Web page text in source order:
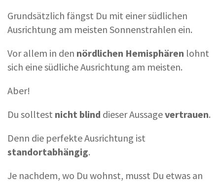
Grundsätzlich fängst Du mit einer südlichen
Ausrichtung am meisten Sonnenstrahlen ein.
Vor allem in den nördlichen Hemisphären lohnt
sich eine südliche Ausrichtung am meisten.
Aber!
Du solltest nicht blind dieser Aussagevertrauen.
Denn die perfekte Ausrichtung ist
standortabhängig.
Je nachdem, wo Du wohnst, musst Du etwas an